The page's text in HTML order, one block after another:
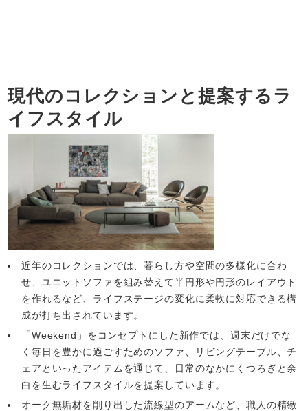
現代のコレクションと提案するラ
イフスタイル
近年のコレクションでは、暮らし方や空間の多様化に合わ
せ、ユニットソファを組み替えて半円形や円形のレイアウト
を作れるなど、ライフステージの変化に柔軟に対応できる構
成が打ち出されています。
「Weekend」をコンセプトにした新作では、週末だけでな
く毎日を豊かに過ごすためのソファ、リビングテーブル、チ
ェアといったアイテムを通じて、日常のなかにくつろぎと余
白を生むライフスタイルを提案しています。
オーク無垢材を削り出した流線型のアームなど、職人の精緻